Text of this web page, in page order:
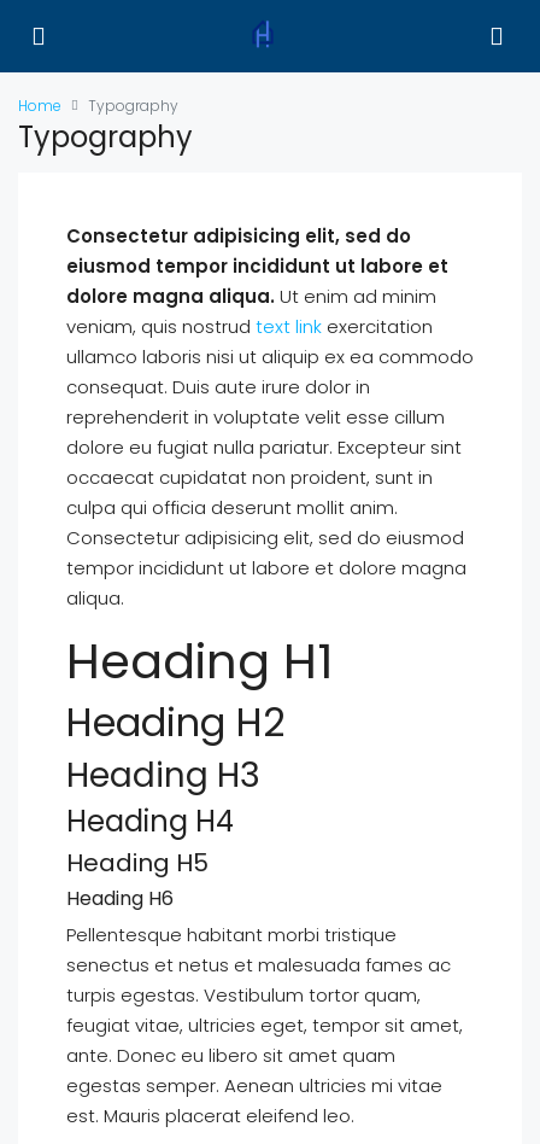
Home Typography
Typography
Consectetur adipisicing elit, sed do
eiusmod tempor incididunt ut labore et
dolore magna aliqua.Ut enim ad minim
veniam, quis nostrud text link exercitation
ullamco laboris nisi ut aliquip ex ea commodo
consequat. Duis aute irure dolor in
reprehenderit in voluptate velit esse cillum
dolore eu fugiat nulla pariatur. Excepteur sint
occaecat cupidatat non proident, sunt in
culpa qui officia deserunt mollit anim.
Consectetur adipisicing elit, sed do eiusmod
tempor incididunt ut labore et dolore magna
aliqua.
Heading H1
Heading H2
Heading H3
Heading H4
Heading H5
Heading H6
Pellentesque habitant morbi tristique
senectus et netus et malesuada fames ac
turpis egestas. Vestibulum tortor quam,
feugiat vitae, ultricies eget, tempor sit amet,
ante. Donec eu libero sit amet quam
egestas semper. Aenean ultricies mi vitae
est. Mauris placerat eleifend leo.